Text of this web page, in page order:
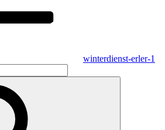
winterdienst-erler-1